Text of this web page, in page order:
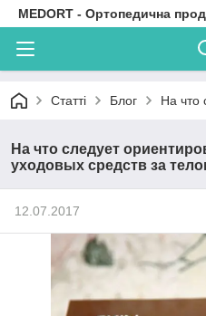
MEDORT - Ортопедична
Статті Блог На что
На что следует
уходовых средств за
12.07.2017